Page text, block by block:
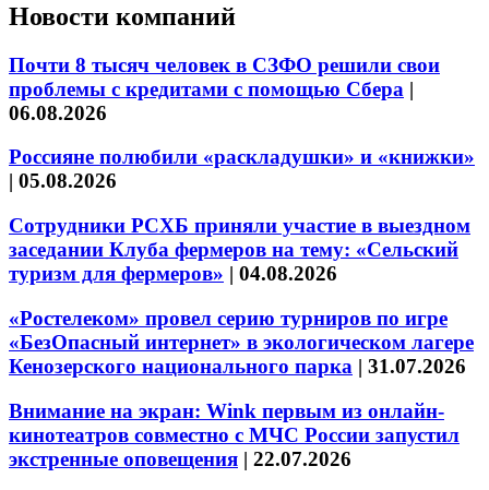
Новости компаний
Почти 8 тысяч человек в СЗФО решили свои
проблемы с кредитами с помощью Сбера |
06.08.2026
Россияне полюбили «раскладушки» и «книжки»
| 05.08.2026
Сотрудники РСХБ приняли участие в выездном
заседании Клуба фермеров на тему: «Сельский
туризм для фермеров» | 04.08.2026
«Ростелеком» провел серию турниров по игре
«БезОпасный интернет» в экологическом лагере
Кенозерского национального парка | 31.07.2026
Внимание на экран: Wink первым из онлайн-
кинотеатров совместно с МЧС России запустил
экстренные оповещения | 22.07.2026